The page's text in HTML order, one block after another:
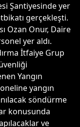
Şantiyesinde yer
gerçekleşti.
Ozan Onur, Daire
yer aldı.
İtfaiye Grup
Yangın
yangın
söndürme
konusunda
ve